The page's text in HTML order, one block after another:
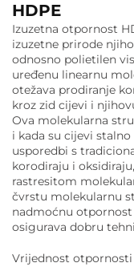
HDPE
Izuzetna otpornost
izuzetne prirode
odnosno polietilen
uređenu linearnu
otežava prodiranje
kroz zid cijevi i
Ova molekularna
i kada su cijevi
usporedbi s
korodiraju i
rastresitom
čvrstu molekularnu
nadmoćnu
osigurava dobru
Vrijednost